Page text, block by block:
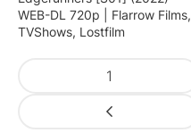
WEB-DL 720p | Flarrow Films,
TVShows, Lostfilm
1